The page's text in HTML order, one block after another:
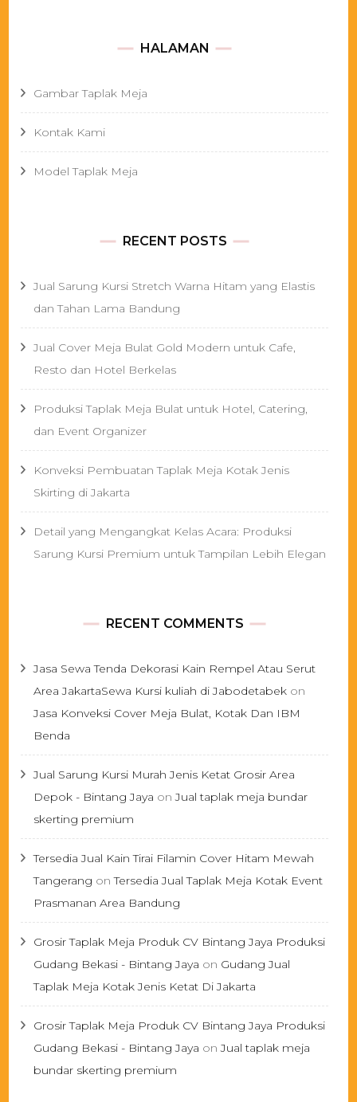
HALAMAN
Gambar Taplak Meja
Kontak Kami
Model Taplak Meja
RECENT POSTS
Jual Sarung Kursi Stretch Warna Hitam yang Elastis
dan Tahan Lama Bandung
Jual Cover Meja Bulat Gold Modern untuk Cafe,
Resto dan Hotel Berkelas
Produksi Taplak Meja Bulat untuk Hotel, Catering,
dan Event Organizer
Konveksi Pembuatan Taplak Meja Kotak Jenis
Skirting di Jakarta
Detail yang Mengangkat Kelas Acara: Produksi
Sarung Kursi Premium untuk Tampilan Lebih Elegan
RECENT COMMENTS
Jasa Sewa Tenda Dekorasi Kain Rempel Atau Serut
Area JakartaSewa Kursi kuliah di Jabodetabek on
Jasa Konveksi Cover Meja Bulat, Kotak Dan IBM
Benda
Jual Sarung Kursi Murah Jenis Ketat Grosir Area
Depok - Bintang Jaya onJual taplak meja bundar
skerting premium
Tersedia Jual Kain Tirai Filamin Cover Hitam Mewah
Tangerang onTersedia Jual Taplak Meja Kotak Event
Prasmanan Area Bandung
Grosir Taplak Meja Produk CV Bintang Jaya Produksi
Gudang Bekasi - Bintang Jaya on Gudang Jual
Taplak Meja Kotak Jenis Ketat Di Jakarta
Grosir Taplak Meja Produk CV Bintang Jaya Produksi
Gudang Bekasi - Bintang Jaya onJual taplak meja
bundar skerting premium